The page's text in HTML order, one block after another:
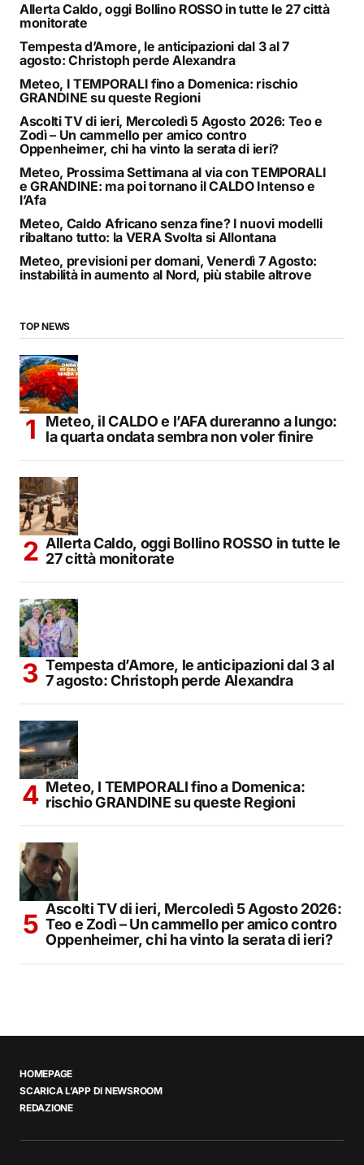
Allerta Caldo, oggi Bollino ROSSO in tutte le 27 città
monitorate
Tempesta d’Amore, le anticipazioni dal 3 al 7
agosto: Christoph perde Alexandra
Meteo, I TEMPORALI fino a Domenica: rischio
GRANDINE su queste Regioni
Ascolti TV di ieri, Mercoledì 5 Agosto 2026: Teo e
Zodì – Un cammello per amico contro
Oppenheimer, chi ha vinto la serata di ieri?
Meteo, Prossima Settimana al via con TEMPORALI
e GRANDINE: ma poi tornano il CALDO Intenso e
l’Afa
Meteo, Caldo Africano senza fine? I nuovi modelli
ribaltano tutto: la VERA Svolta si Allontana
Meteo, previsioni per domani, Venerdì 7 Agosto:
instabilità in aumento al Nord, più stabile altrove
TOP NEWS
Meteo, il CALDO e l’AFA dureranno a lungo:
la quarta ondata sembra non voler finire
Allerta Caldo, oggi Bollino ROSSO in tutte le
27 città monitorate
Tempesta d’Amore, le anticipazioni dal 3 al
7 agosto: Christoph perde Alexandra
Meteo, I TEMPORALI fino a Domenica:
rischio GRANDINE su queste Regioni
Ascolti TV di ieri, Mercoledì 5 Agosto 2026:
Teo e Zodì – Un cammello per amico contro
Oppenheimer, chi ha vinto la serata di ieri?
HOMEPAGE
SCARICA L’APP DI NEWSROOM
REDAZIONE